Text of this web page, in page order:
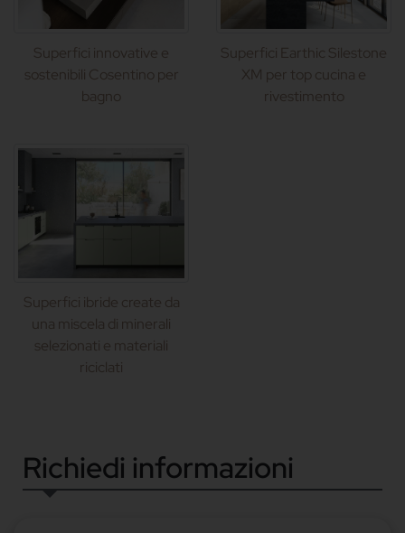
Superfici innovative e
sostenibili Cosentino per
bagno
Superfici Earthic Silestone
XM per top cucina e
rivestimento
Superfici ibride create da
una miscela di minerali
selezionati e materiali
riciclati
Richiedi informazioni